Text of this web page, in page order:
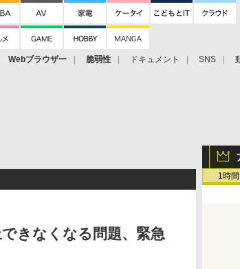
Webブラウザー 脆弱性 ドキュメント SNS
1時間
きなくなる問題、緊急